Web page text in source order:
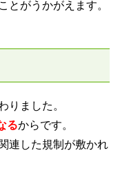
とがうかがえます。
りました。
るからです。
連した規制が敷かれ